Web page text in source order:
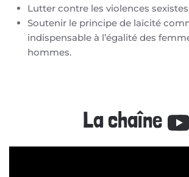
Lutter contre les violences
Soutenir le principe de laïcité
indispensable à l’égalité des
hommes.
La chaîne